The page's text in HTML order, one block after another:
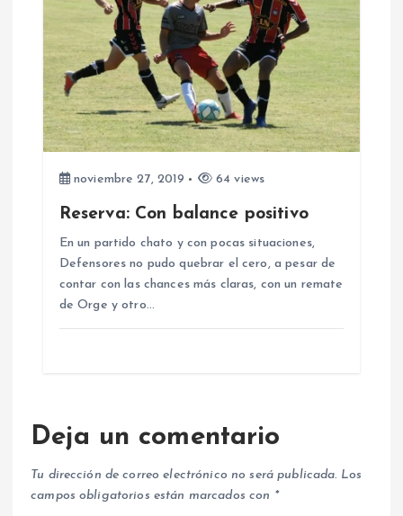
a
s
noviembre 27, 2019 64 views
Reserva: Con balance positivo
En un partido chato y con pocas situaciones,
Defensores no pudo quebrar el cero, a pesar de
contar con las chances más claras, con un remate
de Orge y otro…
Deja un comentario
Tu dirección de correo electrónico no será publicada. Los
campos obligatorios están marcados con *